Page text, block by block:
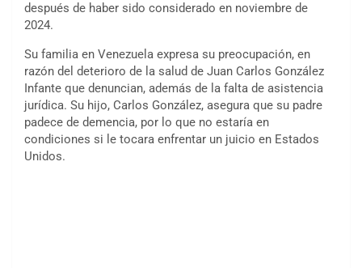
después de haber sido considerado en noviembre de
2024.
Su familia en Venezuela expresa su preocupación, en
razón del deterioro de la salud de Juan Carlos González
Infante que denuncian, además de la falta de asistencia
jurídica. Su hijo, Carlos González, asegura que su padre
padece de demencia, por lo que no estaría en
condiciones si le tocara enfrentar un juicio en Estados
Unidos.